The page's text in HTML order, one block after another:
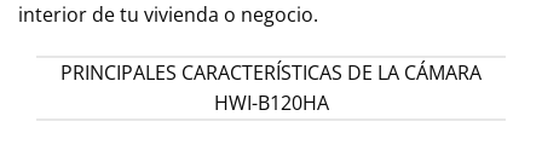
interior de tu vivienda o negocio.
PRINCIPALES CARACTERÍSTICAS DE LA CÁMARA
HWI-B120HA